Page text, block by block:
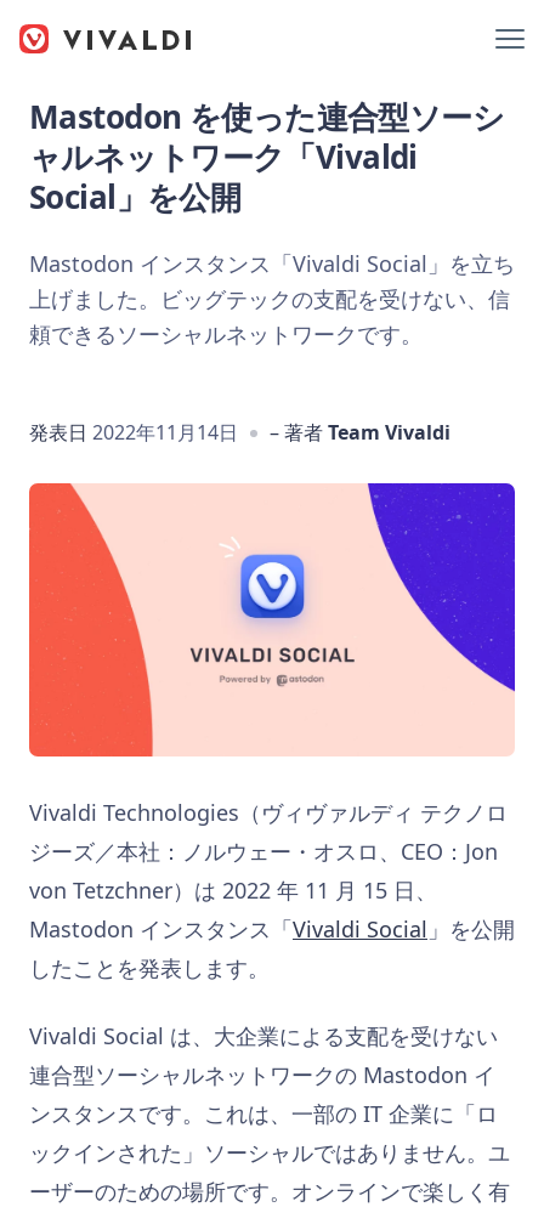
Mastodon を使った連合型ソーシ
ャルネットワーク「Vivaldi
Social」を公開
Mastodon インスタンス「Vivaldi Social」を立ち
上げました。ビッグテックの支配を受けない、信
頼できるソーシャルネットワークです。
発表日 2022年11月14日 – 著者Team Vivaldi
Vivaldi Technologies（ヴィヴァルディ テクノロ
ジーズ／本社：ノルウェー・オスロ、CEO：Jon
von Tetzchner）は 2022 年 11 月 15 日、
Mastodon インスタンス「Vivaldi Social 」を公開
したことを発表します。
Vivaldi Social は、大企業による支配を受けない
連合型ソーシャルネットワークの Mastodon イ
ンスタンスです。これは、一部の IT 企業に「ロ
ックインされた」ソーシャルではありません。ユ
ーザーのための場所です。オンラインで楽しく有